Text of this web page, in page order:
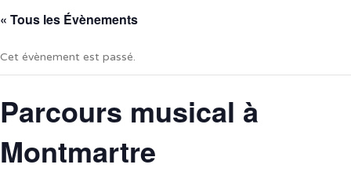
« Tous les Évènements
Cet évènement est passé.
Parcours musical à
Montmartre